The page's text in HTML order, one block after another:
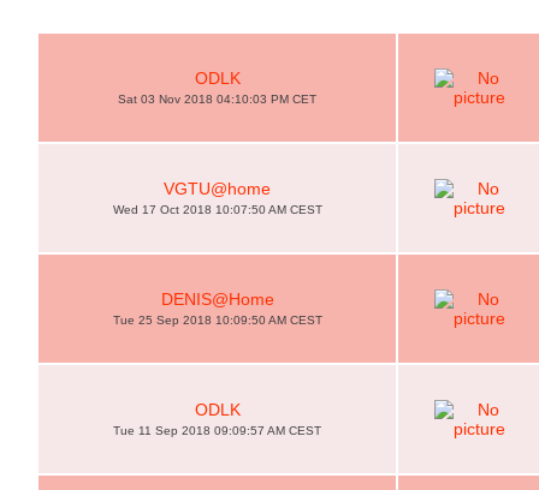
ODLK
Sat 03 Nov 2018 04:10:03 PM CET
VGTU@home
Wed 17 Oct 2018 10:07:50 AM CEST
DENIS@Home
Tue 25 Sep 2018 10:09:50 AM CEST
ODLK
Tue 11 Sep 2018 09:09:57 AM CEST